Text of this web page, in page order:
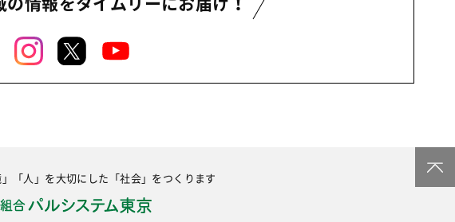
「人」を大切にした 「社会」をつくります